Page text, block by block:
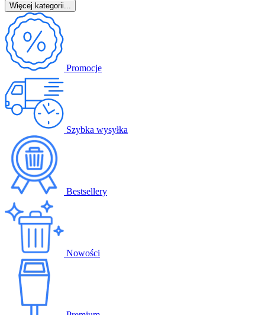
Więcej kategorii...
Promocje
Szybka wysyłka
Bestsellery
Nowości